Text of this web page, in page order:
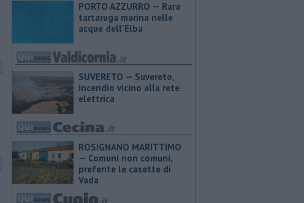
PORTO AZZURRO — Rara
tartaruga marina nelle
acque dell'Elba
SUVERETO — Suvereto,
incendio vicino alla rete
elettrica
ROSIGNANO MARITTIMO
— Comuni non comuni,
preferite le casette di
Vada